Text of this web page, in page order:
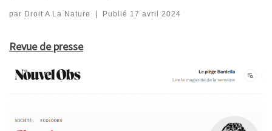
par Droit A La Nature | Publié 17 avril 2024
Revue de presse